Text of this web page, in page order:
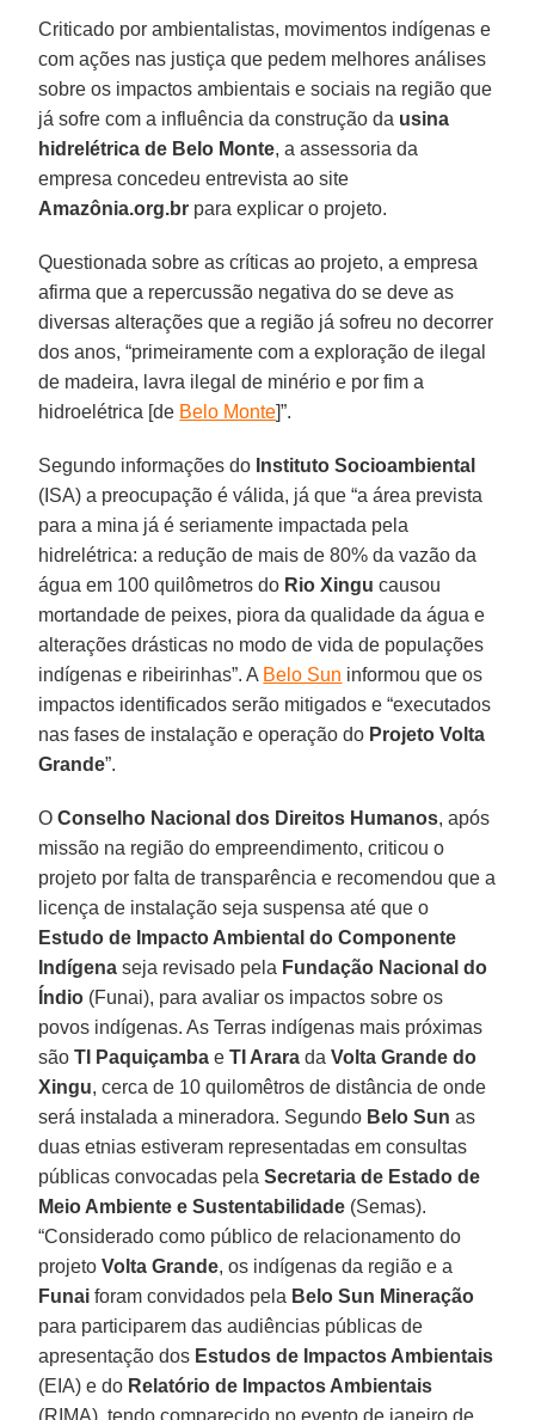
Criticado por ambientalistas, movimentos indígenas e
com ações nas justiça que pedem melhores análises
sobre os impactos ambientais e sociais na região que
já sofre com a influência da construção da usina
hidrelétrica de Belo Monte, a assessoria da
empresa concedeu entrevista ao site
Amazônia.org.br para explicar o projeto.
Questionada sobre as críticas ao projeto, a empresa
afirma que a repercussão negativa do se deve as
diversas alterações que a região já sofreu no decorrer
dos anos, “primeiramente com a exploração de ilegal
de madeira, lavra ilegal de minério e por fim a
hidroelétrica [de Belo Monte]”.
Segundo informações do Instituto Socioambiental
(ISA) a preocupação é válida, já que “a área prevista
para a mina já é seriamente impactada pela
hidrelétrica: a redução de mais de 80% da vazão da
água em 100 quilômetros do Rio Xingu causou
mortandade de peixes, piora da qualidade da água e
alterações drásticas no modo de vida de populações
indígenas e ribeirinhas”. A Belo Sun informou que os
impactos identificados serão mitigados e “executados
nas fases de instalação e operação do Projeto Volta
Grande”.
OConselho Nacional dos Direitos Humanos, após
missão na região do empreendimento, criticou o
projeto por falta de transparência e recomendou que a
licença de instalação seja suspensa até que o
Estudo de Impacto Ambiental do Componente
Indígena seja revisado pela Fundação Nacional do
Índio (Funai), para avaliar os impactos sobre os
povos indígenas. As Terras indígenas mais próximas
sãoTI Paquiçamba eTI Arara daVolta Grande do
Xingu, cerca de 10 quilomêtros de distância de onde
será instalada a mineradora. Segundo Belo Sun as
duas etnias estiveram representadas em consultas
públicas convocadas pelaSecretaria de Estado de
Meio Ambiente e Sustentabilidade (Semas).
“Considerado como público de relacionamento do
projetoVolta Grande, os indígenas da região e a
Funai foram convidados pela Belo Sun Mineração
para participarem das audiências públicas de
apresentação dos Estudos de Impactos Ambientais
(EIA) e do Relatório de Impactos Ambientais
(RIMA), tendo comparecido no evento de janeiro de